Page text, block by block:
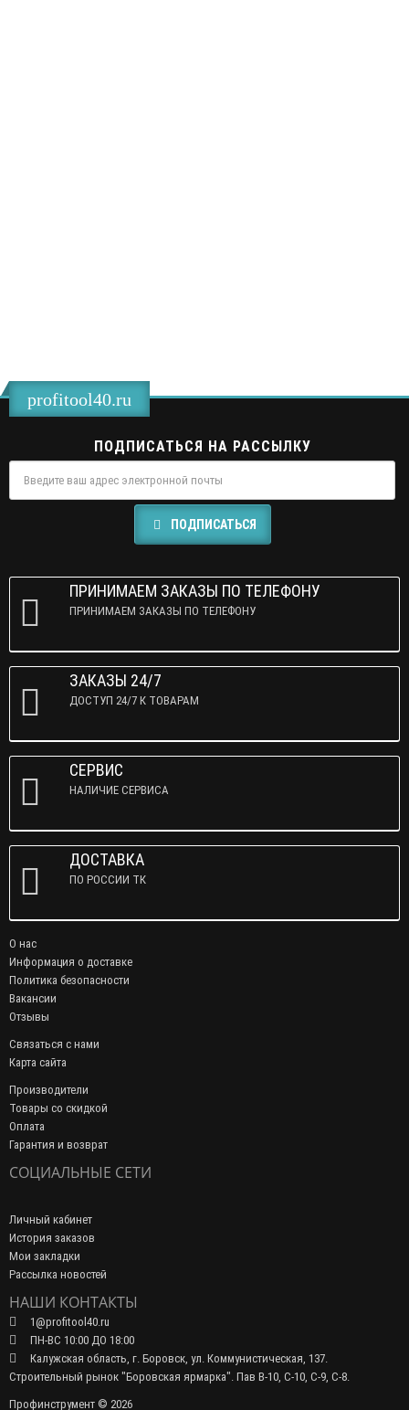
profitool40.ru
ПОДПИСАТЬСЯ НА РАССЫЛКУ
ПОДПИСАТЬСЯ
ПРИНИМАЕМ ЗАКАЗЫ ПО ТЕЛЕФОНУ
ПРИНИМАЕМ ЗАКАЗЫ ПО ТЕЛЕФОНУ
ЗАКАЗЫ 24/7
ДОСТУП 24/7 К ТОВАРАМ
СЕРВИС
НАЛИЧИЕ СЕРВИСА
ДОСТАВКА
ПО РОССИИ ТК
О нас
Информация о доставке
Политика безопасности
Вакансии
Отзывы
Связаться с нами
Карта сайта
Производители
Товары со скидкой
Оплата
Гарантия и возврат
СОЦИАЛЬНЫЕ СЕТИ
Личный кабинет
История заказов
Мои закладки
Рассылка новостей
НАШИ КОНТАКТЫ
1@profitool40.ru
ПН-ВС 10:00 ДО 18:00
Калужская область, г. Боровск, ул. Коммунистическая, 137.
Строительный рынок "Боровская ярмарка". Пав В-10, С-10, С-9, С-8.
Профинструмент © 2026